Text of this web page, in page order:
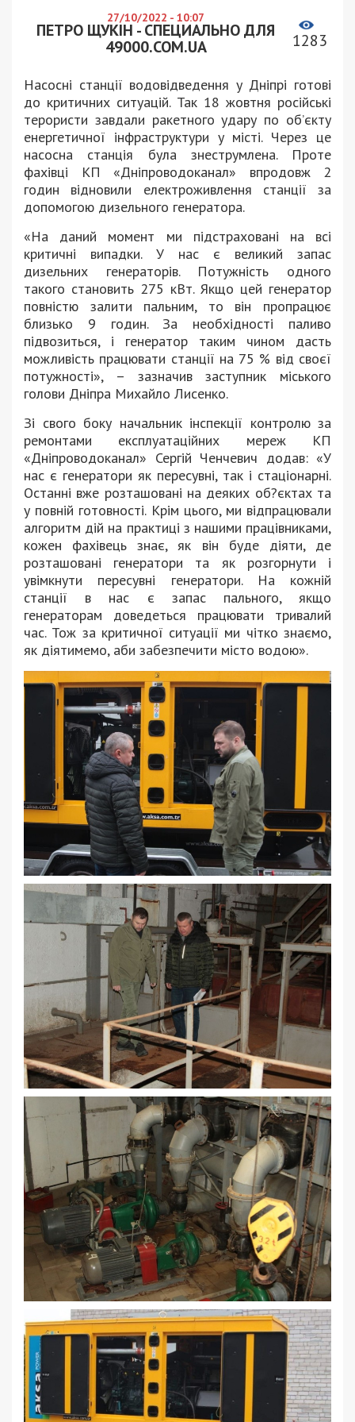
27/10/2022 - 10:07
ПЕТРО ЩУКІН - СПЕЦИАЛЬНО ДЛЯ
49000.COM.UA
1283
Насосні станції водовідведення у Дніпрі готові
до критичних ситуацій. Так 18 жовтня російські
терористи завдали ракетного удару по об’єкту
енергетичної інфраструктури у місті. Через це
насосна станція була знеструмлена. Проте
фахівці КП «Дніпроводоканал» впродовж 2
годин відновили електроживлення станції за
допомогою дизельного генератора.
«На даний момент ми підстраховані на всі
критичні випадки. У нас є великий запас
дизельних генераторів. Потужність одного
такого становить 275 кВт. Якщо цей генератор
повністю залити пальним, то він пропрацює
близько 9 годин. За необхідності паливо
підвозиться, і генератор таким чином дасть
можливість працювати станції на 75 % від своєї
потужності», – зазначив заступник міського
голови Дніпра Михайло Лисенко.
Зі свого боку начальник інспекції контролю за
ремонтами експлуатаційних мереж КП
«Дніпроводоканал» Сергій Ченчевич додав: «У
нас є генератори як пересувні, так і стаціонарні.
Останні вже розташовані на деяких об?єктах та
у повній готовності. Крім цього, ми відпрацювали
алгоритм дій на практиці з нашими працівниками,
кожен фахівець знає, як він буде діяти, де
розташовані генератори та як розгорнути і
увімкнути пересувні генератори. На кожній
станції в нас є запас пального, якщо
генераторам доведеться працювати тривалий
час. Тож за критичної ситуації ми чітко знаємо,
як діятимемо, аби забезпечити місто водою».